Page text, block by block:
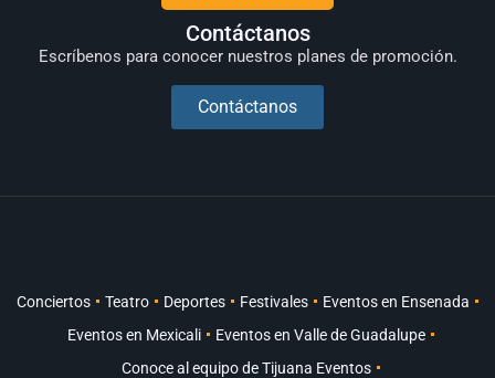
Contáctanos
Escríbenos para conocer nuestros planes de promoción.
Contáctanos
Conciertos Teatro Deportes Festivales
Eventos en Ensenada
Eventos en Mexicali
Eventos en Valle de Guadalupe
Conoce al equipo de Tijuana Eventos